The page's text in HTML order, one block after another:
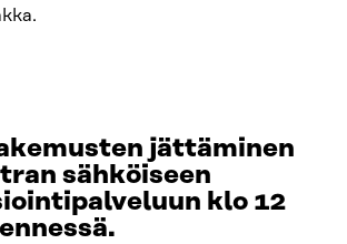
jättäminen
sähköiseen
klo 12